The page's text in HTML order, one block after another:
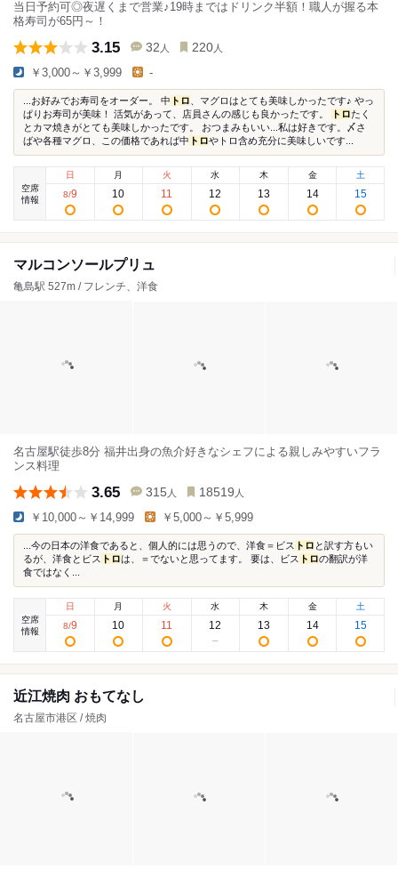
当日予約可◎夜遅くまで営業♪19時まではドリンク半額！職人が握る本
格寿司が65円～！
3.15 32 人 220 人
￥3,000～￥3,999 -
...お好みでお寿司をオーダー。 中 トロ 、マグロはとても美味しかったです♪ やっ
ぱりお寿司が美味！ 活気があって、店員さんの感じも良かったです。
トロたく
とカマ焼きがとても美味しかったです。 おつまみもいい...私は好きです。〆さ
ばや各種マグロ、この価格であれば中 トロやトロ含め充分に美味しいです...
空席
情報
日
8/9
月
10
火
11
水
12
木
13
金
14
土
15
マルコンソールプリュ
亀島駅 527m / フレンチ、洋食
名古屋駅徒歩8分 福井出身の魚介好きなシェフによる親しみやすいフラ
ンス料理
3.65 315 人 18519 人
￥10,000～￥14,999 ￥5,000～￥5,999
...今の日本の洋食であると、個人的には思うので、洋食＝ビス トロ と訳す方もい
るが、洋食とビス トロは、＝でないと思ってます。 要は、ビス トロの翻訳が洋
食ではなく...
空席
情報
日
8/9
月
10
火
11
水
12
木
13
金
14
土
15
近江焼肉 おもてなし
名古屋市港区 / 焼肉